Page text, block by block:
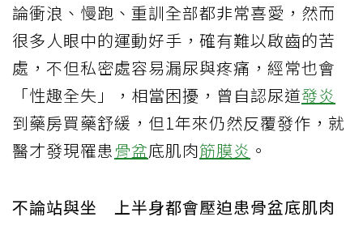
論衝浪、慢跑、重訓全部都非常喜愛，然而
很多人眼中的運動好手，確有難以啟齒的苦
處，不但私密處容易漏尿與疼痛，經常也會
「性趣全失」，相當困擾，曾自認尿道發炎
到藥房買藥舒緩，但1年來仍然反覆發作，就
醫才發現罹患骨盆底肌肉筋膜炎 。
不論站與坐 上半身都會壓迫患骨盆底肌肉